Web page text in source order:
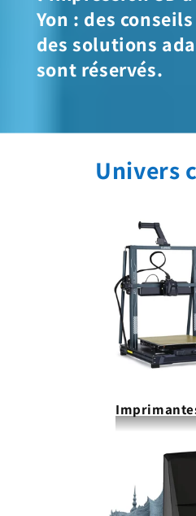
Yon : des
des solutions
sont réservés.
Univers